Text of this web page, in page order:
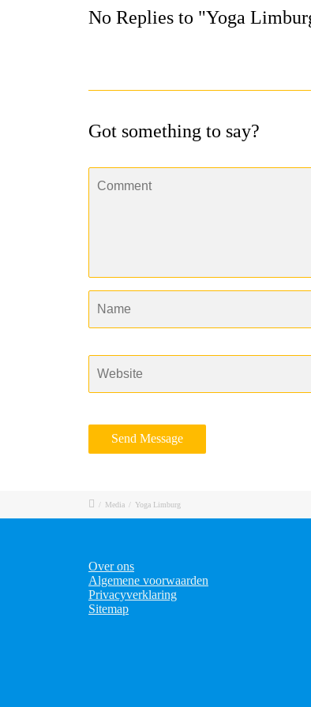
No Replies to "Yoga
Got something to say?
/ Media / Yoga Limburg
Over ons
Algemene voorwaarden
Privacyverklaring
Sitemap